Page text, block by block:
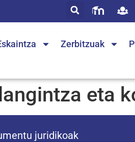
Zerbitzuak
eta
juridikoak